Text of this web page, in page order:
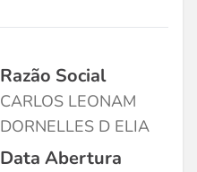
Razão Social
CARLOS LEONAM
DORNELLES D ELIA
Data Abertura